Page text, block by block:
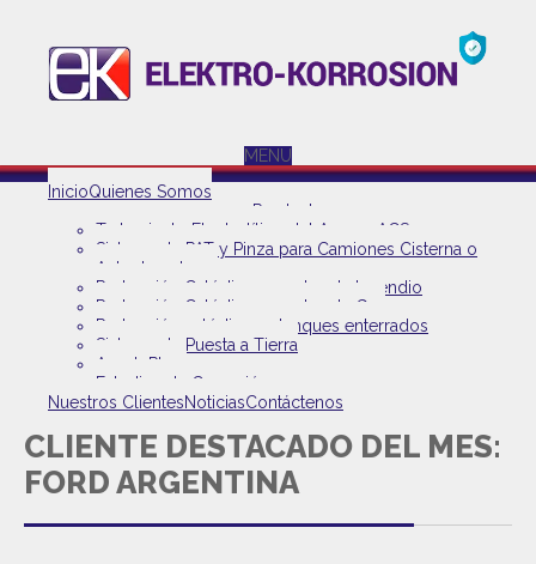
MENU
InicioQuienes Somos
Productos
Tratamiento Electrolítico del Agua – ACS
Sistema de PAT y Pinza para Camiones Cisterna o
Autoelevadores
Protección Catódica en redes de Incendio
Protección Catódica en redes de Gas
Protección catódica en tanques enterrados
Sistema de Puesta a Tierra
AnodoPlus+
Estudios de Corrosión
Nuestros ClientesNoticiasContáctenos
CLIENTE DESTACADO DEL MES:
FORD ARGENTINA